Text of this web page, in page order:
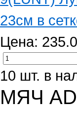
Цена:
10 шт. в
МЯЧ